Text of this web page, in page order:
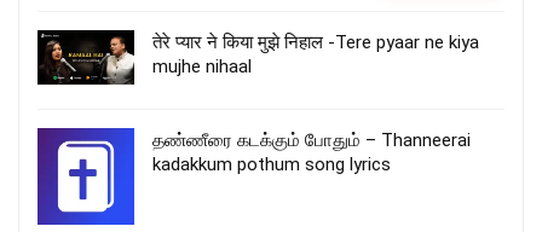
तेरे प्यार ने किया मुझे निहाल -Tere pyaar ne kiya
mujhe nihaal
தண்ணீரை கடக்கும் போதும் – Thanneerai
kadakkum pothum song lyrics